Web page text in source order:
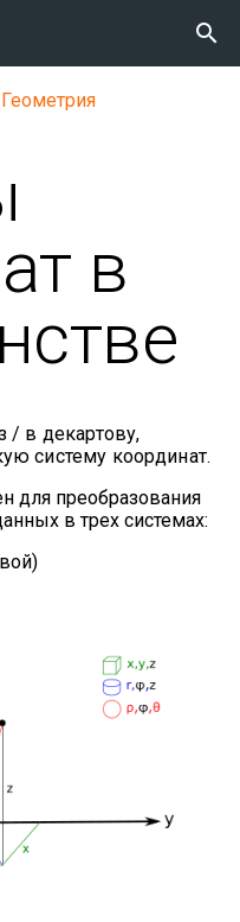

Геометрия
в
/ в декартову,
систему координат.
для преобразования
в трех системах: